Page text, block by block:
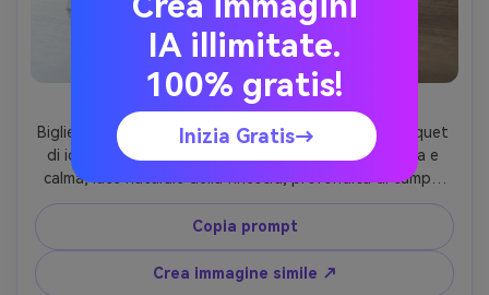
Idrangea blu calma
Biglietto di cordoglio vuoto in piedi con piccolo bouquet
di idrangee blu sullo sfondo sfocato, palette fredda e
calma, luce naturale della finestra, profondità di campo
ridotta, nessun testo, nessuna lettera, Sony A7R V, 85mm
f/1.4, ultra-realistico --ar 4:5
Copia prompt
Crea immagine simile ↗
IA illimitate.
100% gratis!
Inizia Gratis→